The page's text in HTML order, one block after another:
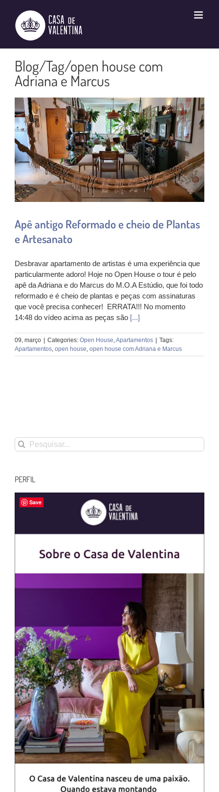
conteúdo
open house com
Adriana e Marcus
Apê antigo Reformado e cheio de Plantas
e Artesanato
Desbravar apartamento de artistas é uma experiência que
particularmente adoro! Hoje no Open House o tour é pelo
apê da Adriana e do Marcus do M.O.A Estúdio, que foi todo
reformado e é cheio de plantas e peças com assinaturas
que você precisa conhecer! ERRATA!!! No momento
14:48 do vídeo acima as peças são [...]
09, março Categories: Open House,Apartamentos
Tags:
Apartamentos, open house, open house com Adriana e Marcus
Buscar
resultados
PERFIL
Save